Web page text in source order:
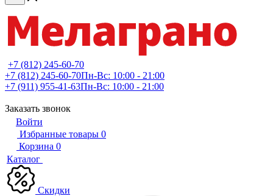
+7 (812) 245-60-70
+7 (812) 245-60-70Пн-Вс: 10:00 - 21:00
+7 (911) 955-41-63Пн-Вс: 10:00 - 21:00
Заказать звонок
Войти
Избранные товары 0
Корзина 0
Каталог
Скидки